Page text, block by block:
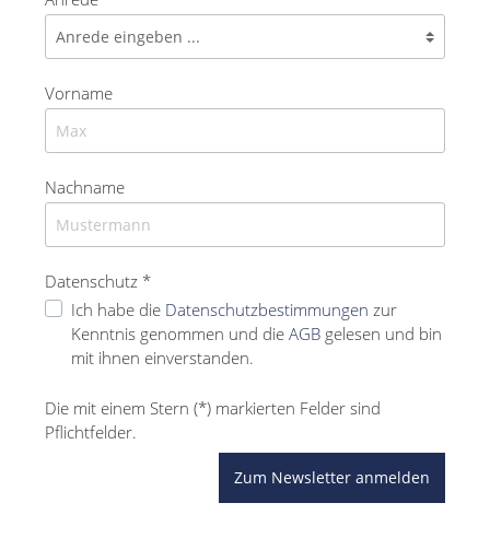
Vorname
Nachname
Datenschutz *
Ich habe die Datenschutzbestimmungen zur
Kenntnis genommen und die AGB gelesen und bin
mit ihnen einverstanden.
Die mit einem Stern (*) markierten Felder sind
Pflichtfelder.
Zum Newsletter anmelden